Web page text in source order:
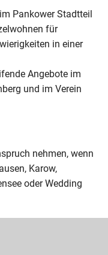
Pankower Stadtteil
für
in einer
Angebote im
und im Verein
nehmen, wenn
Karow,
oder Wedding